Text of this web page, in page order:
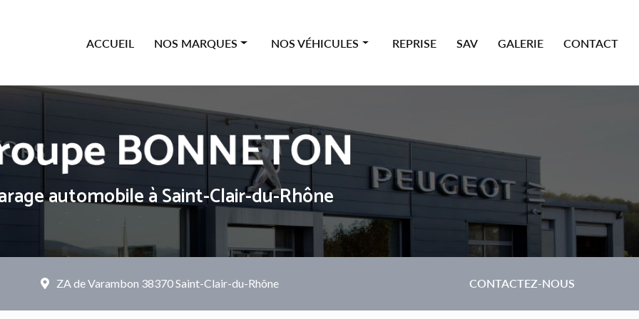
ACCUEIL NOS MARQUES
Offres Peugeot
Offres Renault
NOS VÉHICULES
Occasions
Véhicules premium
REPRISE SAV GALERIE CONTACT
automobileà Saint-Clair-du-Rhône
ZA de Varambon 38370 Saint-Clair-du-Rhône CONTACTEZ-NOUS